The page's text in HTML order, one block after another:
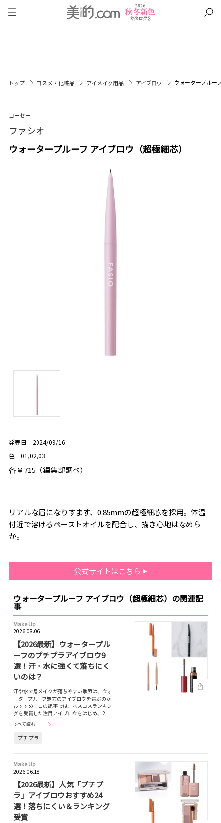
トップ コスメ・化粧品 アイメイク用品 アイブロウ ウォータープルー
コーセー
ファシオ
ウォータープルーフ アイブロウ（超極細芯）
発売日｜2024/09/16
色｜01,02,03
各￥715（編集部調べ）
リアルな眉になりすます、0.85mmの超極細芯を採用。体温
付近で溶けるペーストオイルを配合し、描き心地はなめら
か。
公式サイトはこちら
ウォータープルーフ アイブロウ（超極細芯）の関連記
事
Make Up
2026.08.06
【2026最新】ウォータープル
ーフのプチプラアイブロウ9
選！汗・水に強くて落ちにく
いのは？
汗や水で眉メイクが落ちやすい季節は、ウォ
ータープルーフ処方のアイブロウを選ぶのが
おすすめ！この記事では、ベスコスランキン
グを受賞した注目アイブロウをはじめ、2…
すべて読む
プチプラ
Make Up
2026.06.18
【2026最新】人気「プチプ
ラ」アイブロウおすすめ24
選！落ちにくい＆ランキング
受賞